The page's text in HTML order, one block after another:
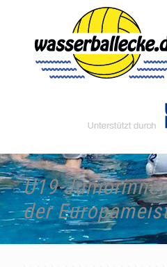
U19-
der